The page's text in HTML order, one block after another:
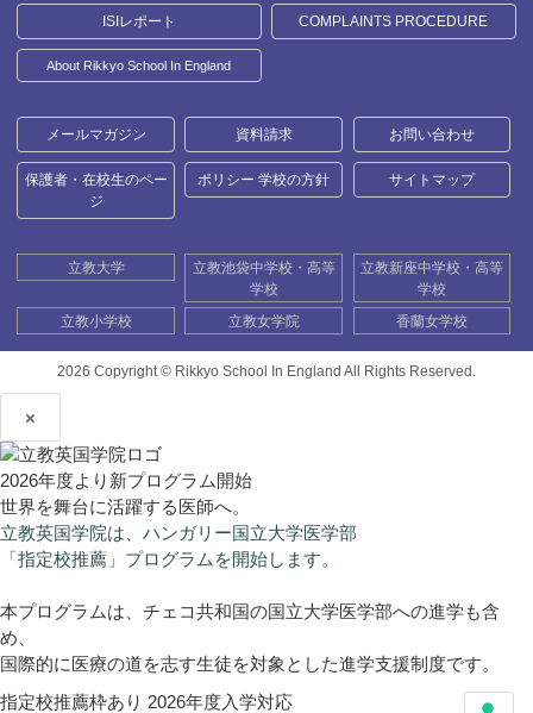
ISIレポート COMPLAINTS PROCEDURE
About Rikkyo School In England
メールマガジン 資料請求 お問い合わせ
保護者・在校生のペー
ジ
ポリシー 学校の方針 サイトマップ
立教大学
立教池袋中学校・高等
学校
立教新座中学校・高等
学校
立教小学校
立教女学院 香蘭女学校
2026 Copyright © Rikkyo School In England All Rights Reserved.
×
2026年度より新プログラム開始
世界を舞台に活躍する医師へ。
立教英国学院は、ハンガリー国立大学医学部
「指定校推薦」プログラムを開始します。
本プログラムは、チェコ共和国の国立大学医学部への進学も含
め、
国際的に医療の道を志す生徒を対象とした進学支援制度です。
指定校推薦枠あり 2026年度入学対応